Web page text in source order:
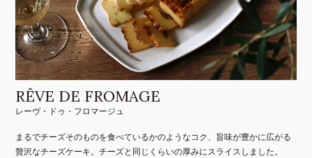
RÊVE DE FROMAGE
レーヴ・ドゥ・フロマージュ
まるでチーズそのものを食べているかのようなコク、旨味が豊かに広がる
贅沢なチーズケーキ。チーズと同じくらいの厚みにスライスしました。